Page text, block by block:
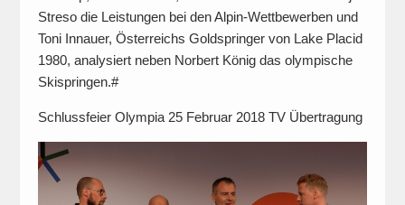
Streso die Leistungen bei den Alpin-Wettbewerben und
Toni Innauer, Österreichs Goldspringer von Lake Placid
1980, analysiert neben Norbert König das olympische
Skispringen.#
Schlussfeier Olympia 25 Februar 2018 TV Übertragung